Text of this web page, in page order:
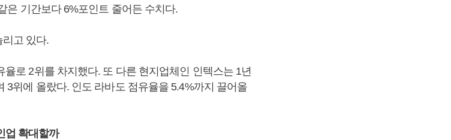
은 기간보다 6%포인트 줄어든 수치다.
고 있다.
로 2위를 차지했다. 또 다른 현지업체인 인텍스는 1년
3위에 올랐다. 인도 라바도 점유율을 5.4%까지 끌어올
업 확대할까